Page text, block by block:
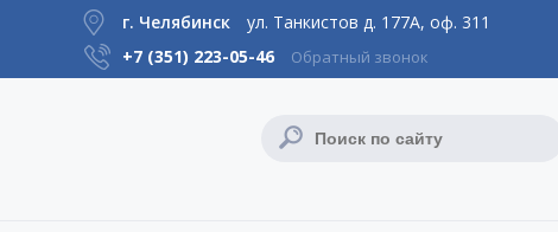
г. Челябинск
ул. Танкистов д. 177А, оф. 311
+7 (351) 223-05-46 Обратный звонок